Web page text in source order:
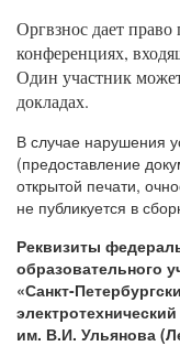
Оргвзнос дает
конференциях,
Один участник
докладах.
В случае нарушения
(предоставление
открытой печати,
не публикуется в
Реквизиты
образовательного
«Санкт-
им. В.И. Ульянова